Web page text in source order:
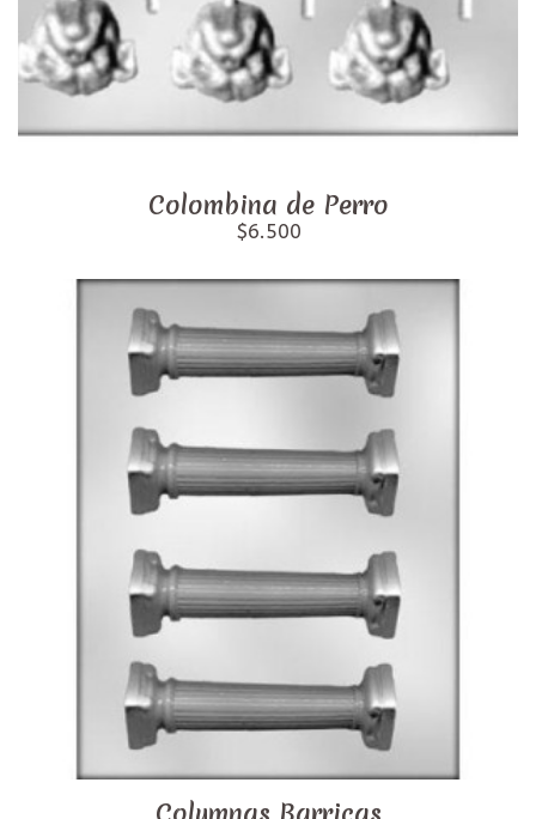
Colombina de Perro
$6.500